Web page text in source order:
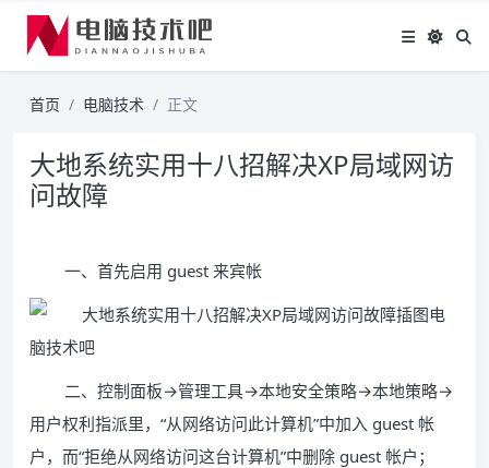
首页 电脑技术 正文
大地系统实用十八招解决XP局域网访
问故障
一、首先启用 guest 来宾帐
二、控制面板→管理工具→本地安全策略→本地策略→
用户权利指派里，“从网络访问此计算机”中加入 guest 帐
户，而“拒绝从网络访问这台计算机”中删除 guest 帐户；